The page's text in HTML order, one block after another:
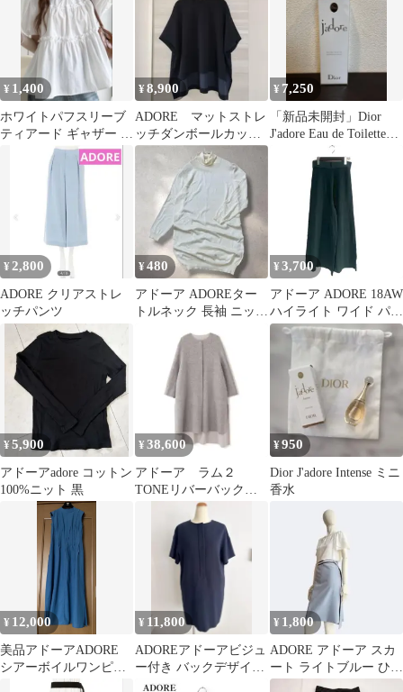
¥ 1,400
ホワイトパフスリーブ
ティアード ギャザー デ
ザイン ブラウス 半袖ブ
¥8,900
ADORE マットストレ
ッチダンボールカット
ソー
¥ 7,250
「新品未開封」Dior
J'adore Eau de Toilette
¥2,800
ADORE クリアストレ
ッチパンツ
¥480
アドーア ADOREター
トルネック 長袖 ニット
¥ 3,700
アドーア ADORE 18AW
ハイライト ワイド パン
ツ ニット 38 緑 グリー
¥5,900
アドーアadore コットン
100%ニット 黒￼
¥ 38,600
アドーア ラム２
TONEリバーバックフ
レアーコート グレ
ー 22AW 定価9万
¥950
Dior J'adore Intense ミニ
香水
¥ 12,000
美品アドーアADORE
シアーボイルワンピー
ス ブルー 36
¥ 11,800
ADOREアドーアビジュ
ー付き バックデザイン
半袖ワンピース ネイビ
¥ 1,800
ADORE アドーア スカ
ート ライトブルー ひざ
丈